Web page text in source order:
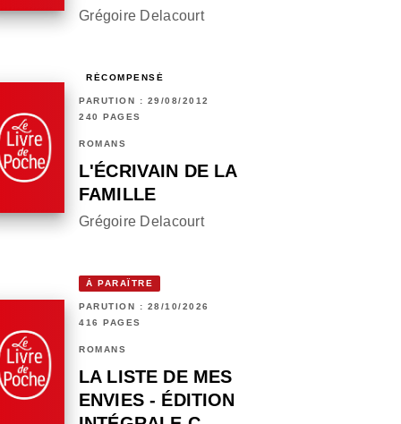
Grégoire Delacourt
RÉCOMPENSÉ
PARUTION : 29/08/2012
240 PAGES
ROMANS
L'ÉCRIVAIN DE LA
FAMILLE
Grégoire Delacourt
À PARAÎTRE
PARUTION : 28/10/2026
416 PAGES
ROMANS
LA LISTE DE MES
ENVIES - ÉDITION